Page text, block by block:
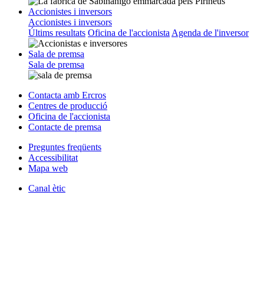
Accionistes i inversors
Accionistes i inversors
Últims resultats Oficina de l'accionista Agenda de l'inversor
Sala de premsa
Sala de premsa
Contacta amb Ercros
Centres de producció
Oficina de l'accionista
Contacte de premsa
Preguntes freqüents
Accessibilitat
Mapa web
Canal ètic